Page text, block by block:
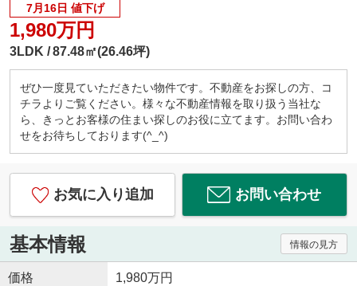
7月16日 値下げ
1,980万円
3LDK 87.48㎡(26.46坪)
ぜひ一度見ていただきたい物件です。不動産をお探しの方、コ
チラよりご覧ください。様々な不動産情報を取り扱う当社な
ら、きっとお客様の住まい探しのお役に立てます。お問い合わ
せをお待ちしております(^_^)
お気に入り追加 お問い合わせ
基本情報 情報の見方
価格 1,980万円